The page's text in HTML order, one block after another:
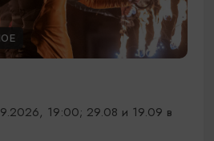
19:00; 29.08 и 19.09 в